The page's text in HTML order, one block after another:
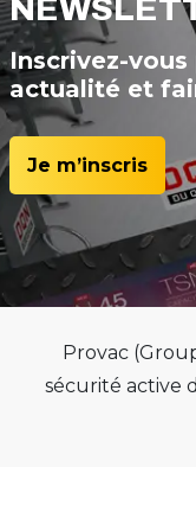
Inscrivez-
actualité et
Je m’inscris
Provac
sécurité active